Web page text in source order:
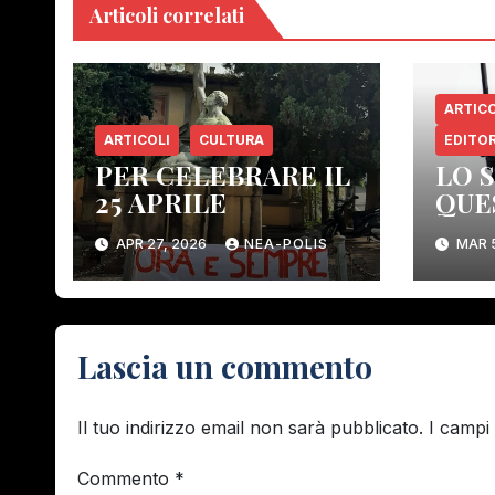
Articoli correlati
ARTICOLI CULTURA
PER CELEBRARE IL
25 APRILE
APR 27, 2026 NEA-POLIS
LO
MAR
Lascia un commento
Il tuo indirizzo email non sarà pubblicato. I
Commento *